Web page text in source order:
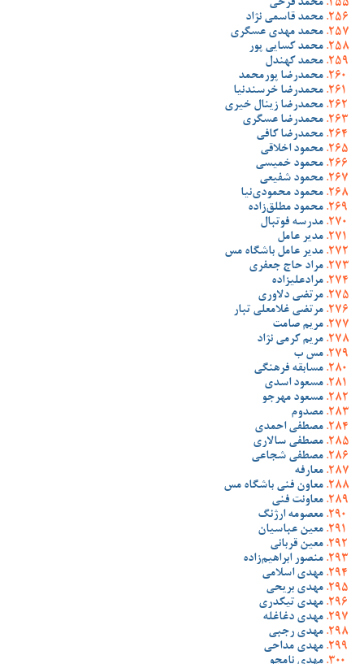
محمد فرخی
محمد قاسمی نژاد
محمد مهدی عسگری
محمد کسایی پور
محمد کهندل
محمدرضا پورمحمد
محمدرضا خرسندنیا
محمدرضا زینال خیری
محمدرضا عسگری
محمدرضا کافی
محمود اخلاقی
محمود خمیسی
محمود شفیعی
محمود محمودی‌نیا
محمود مطلق‌زاده
مدرسه فوتبال
مدیر عامل
مدیر عامل باشگاه مس
مراد حاج جعفری
مرادعلیزاده
مرتضی دلاوری
مرتضی غلامعلی تبار
مریم صامت
مریم کرمی نژاد
مس ب
مسابقه فرهنگی
مسعود اسدی
مسعود مهرجو
مصدوم
مصطفی احمدی
مصطفی سالاری
مصطفی شجاعی
معارفه
معاون فنی باشگاه مس
معاونت فنی
معصومه ارژنگ
معین عباسیان
معین قربانی
منصور ابراهیم‌زاده
مهدی اسلامی
مهدی بریحی
مهدی تیکدری
مهدی دغاغله
مهدی رجبی
مهدی مداحی